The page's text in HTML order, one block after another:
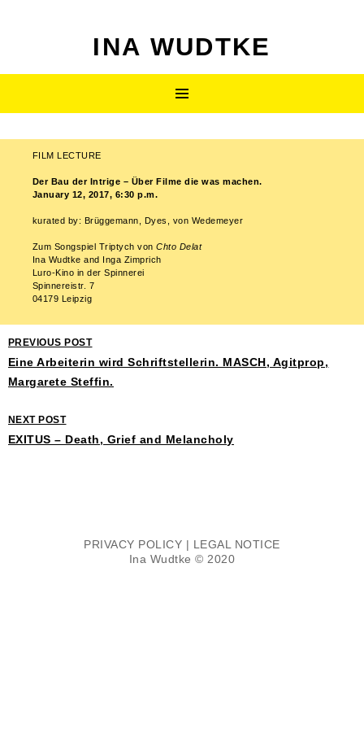
INA WUDTKE
SKIP
CONTENT
FILM LECTURE
Der Bau der Intrige – Über Filme die was machen.
January 12, 2017, 6:30 p.m.
kurated by: Brüggemann, Dyes, von Wedemeyer
Zum Songspiel Triptych vonChto Delat
Ina Wudtke and Inga Zimprich
Luro-Kino in der Spinnerei
Spinnereistr. 7
04179 Leipzig
Post
navigation
PREVIOUS POST
Eine Arbeiterin wird Schriftstellerin. MASCH, Agitprop,
Margarete Steffin.
NEXT POST
EXITUS – Death, Grief and Melancholy
PRIVACY POLICY | LEGAL NOTICE
Ina Wudtke © 2020